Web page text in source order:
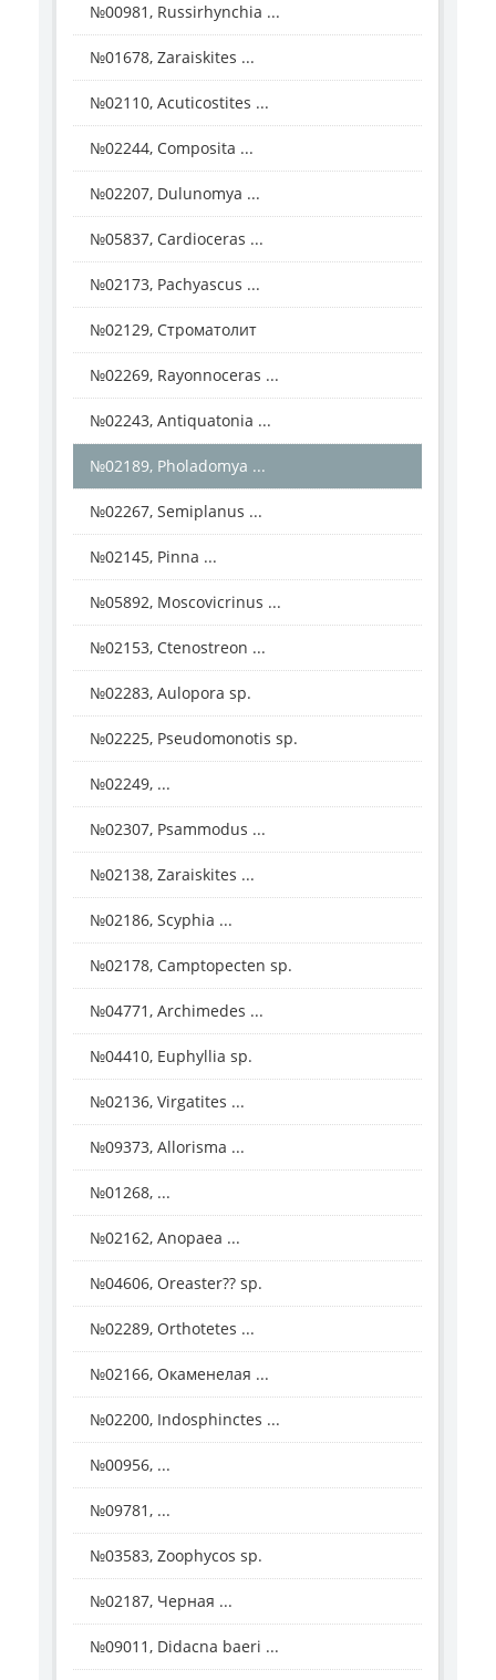
№00981, Russirhynchia ...
№01678, Zaraiskites ...
№02110, Acuticostites ...
№02244, Composita ...
№02207, Dulunomya ...
№05837, Cardioceras ...
№02173, Pachyascus ...
№02129, Строматолит
№02269, Rayonnoceras ...
№02243, Antiquatonia ...
№02189, Pholadomya ...
№02267, Semiplanus ...
№02145, Pinna ...
№05892, Moscovicrinus ...
№02153, Ctenostreon ...
№02283, Aulopora sp.
№02225, Pseudomonotis sp.
№02249, ...
№02307, Psammodus ...
№02138, Zaraiskites ...
№02186, Scyphia ...
№02178, Camptopecten sp.
№04771, Archimedes ...
№04410, Euphyllia sp.
№02136, Virgatites ...
№09373, Allorisma ...
№01268, ...
№02162, Anopaea ...
№04606, Oreaster?? sp.
№02289, Orthotetes ...
№02166, Окаменелая ...
№02200, Indosphinctes ...
№00956, ...
№09781, ...
№03583, Zoophycos sp.
№02187, Черная ...
№09011, Didacna baeri ...